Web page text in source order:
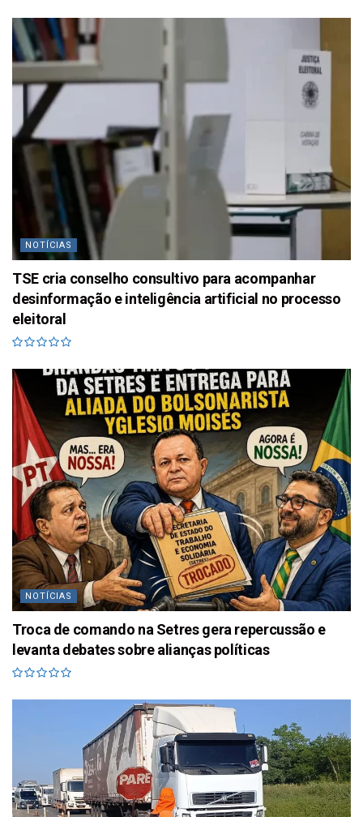
NOTÍCIAS
TSE cria conselho consultivo para acompanhar
desinformação e inteligência artificial no processo
eleitoral
NOTÍCIAS
Troca de comando na Setres gera repercussão e
levanta debates sobre alianças políticas